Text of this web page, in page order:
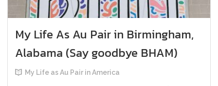
My Life As Au Pair in Birmingham,
Alabama (Say goodbye BHAM)
My Life as Au Pair in America